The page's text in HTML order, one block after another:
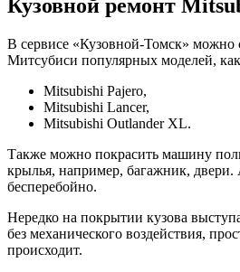
Кузовной ремонт
В сервисе «Кузовной-Томск» можно
Митсубиси популярных моделей, как
Mitsubishi Pajero,
Mitsubishi Lancer,
Mitsubishi Outlander XL.
Также можно покрасить машину
крылья, например, багажник, двери.
бесперебойно.
Нередко на покрытии кузова
без механического воздействия,
происходит.